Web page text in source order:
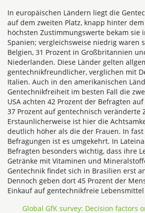
In europäischen Ländern liegt die
auf dem zweiten Platz, knapp hinter
höchsten Zustimmungswerte bekam sie
Spanien; vergleichsweise niedrig waren
Belgien, 31 Prozent in Großbritannien
Niederlanden. Diese Länder gelten
gentechnikfreundlicher, verglichen mit
Italien. Auch in den amerikanischen
Gentechnikfreiheit im besten Fall die
USA achten 42 Prozent der Befragten
37 Prozent auf gentechnisch veränderte
Erstaunlicherweise ist hier die
deutlich höher als die der Frauen. In
Befragungen ist es umgekehrt. In
Befragten besonders wichtig, dass ihre
Getränke mit Vitaminen und
Gentechnik findet sich in Brasilien erst
Dennoch geben dort 45 Prozent der
Einkauf auf gentechnikfreie
Global GfK survey: Decision factors